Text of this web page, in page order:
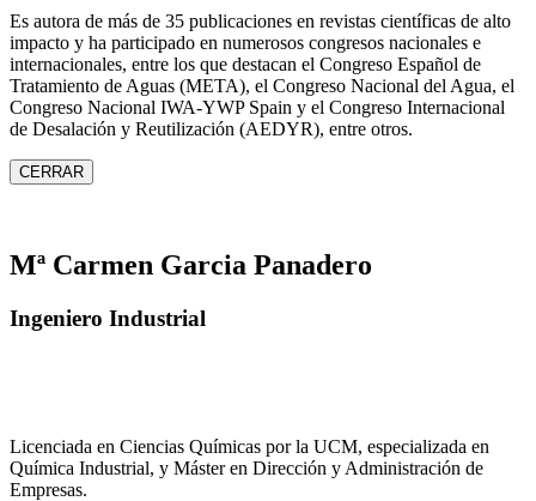
Es autora de más de 35 publicaciones en revistas científicas de alto
impacto y ha participado en numerosos congresos nacionales e
internacionales, entre los que destacan el Congreso Español de
Tratamiento de Aguas (META), el Congreso Nacional del Agua, el
Congreso Nacional IWA‑YWP Spain y el Congreso Internacional
de Desalación y Reutilización (AEDYR), entre otros.
CERRAR
Mª Carmen Garcia Panadero
Ingeniero Industrial
Licenciada en Ciencias Químicas por la UCM, especializada en
Química Industrial, y Máster en Dirección y Administración de
Empresas.